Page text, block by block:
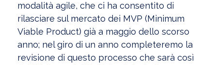
modalità agile, che ci ha consentito di
rilasciare sul mercato dei MVP (Minimum
Viable Product) già a maggio dello scorso
anno; nel giro di un anno completeremo la
revisione di questo processo che sarà così